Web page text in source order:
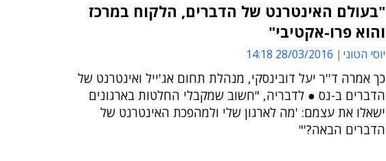
"בעולם האינטרנט של הדברים, הלקוח במרכז
והוא פרו-אקטיבי"
יוסי הטוני 28/03/2016 14:18
כך אמרה ד''ר יעל דובינסקי, מנהלת תחום אג'ייל ואינטרנט של
הדברים ב-נס ● לדבריה, "חשוב שמקבלי החלטות בארגונים
ישאלו את עצמם: 'מה לארגון שלי ולמהפכת האינטרנט של
הדברים הבאה?'"